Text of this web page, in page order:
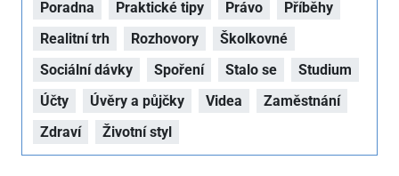
Poradna Praktické tipy Právo
Příběhy
Realitní trh
Rozhovory
Školkovné
Sociální dávky
Spoření Stalo se
Studium
Účty
Úvěry a půjčky Videa
Zaměstnání
Zdraví
Životní styl